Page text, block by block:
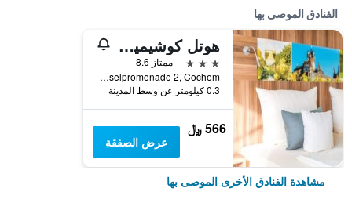
الفنادق الموصى بها
هوتل كوشيمير يونج
3 نجوم
ممتاز 8.6
Moselpromenade 2, Cochem, راينلند بالاتينات, ألمانيا
0.3 كيلومتر عن وسط المدينة
566 ﷼
عرض الصفقة
مشاهدة الفنادق الأخرى الموصى بها